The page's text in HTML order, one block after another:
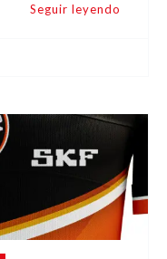
Seguir leyendo